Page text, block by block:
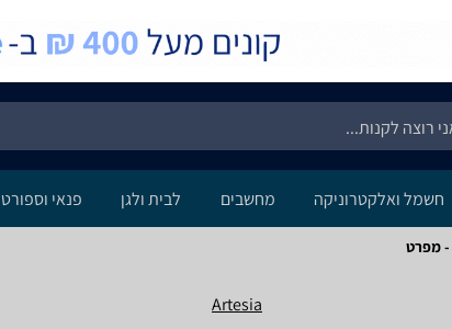
חשמל ואלקטרוניקה מחשבים לבית ולגן פנאי וספורט
Artesia